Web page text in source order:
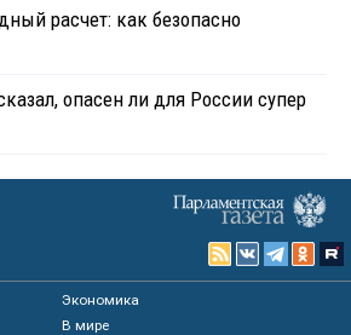
расчет: как безопасно
опасен ли для России супер
Экономика
В мире